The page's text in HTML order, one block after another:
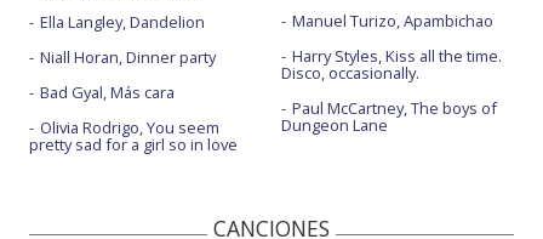
Ella Langley, Dandelion
Niall Horan, Dinner party
Bad Gyal, Más cara
Olivia Rodrigo, You seem
pretty sad for a girl so in love
Manuel Turizo, Apambichao
Harry Styles, Kiss all the time.
Disco, occasionally.
Paul McCartney, The boys of
Dungeon Lane
CANCIONES